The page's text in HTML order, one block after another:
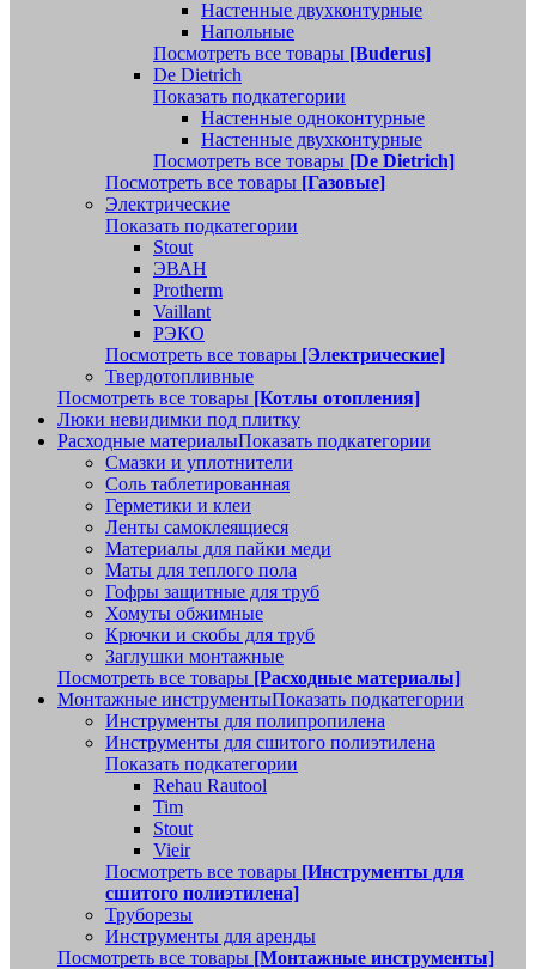
Настенные двухконтурные
Напольные
Посмотреть все товары [Buderus]
De Dietrich
Показать подкатегории
Настенные одноконтурные
Настенные двухконтурные
Посмотреть все товары [De Dietrich]
Посмотреть все товары [Газовые]
Электрические
Показать подкатегории
Stout
ЭВАН
Protherm
Vaillant
РЭКО
Посмотреть все товары [Электрические]
Твердотопливные
Посмотреть все товары [Котлы отопления]
Люки невидимки под плитку
Расходные материалыПоказать подкатегории
Смазки и уплотнители
Соль таблетированная
Герметики и клеи
Ленты самоклеящиеся
Материалы для пайки меди
Маты для теплого пола
Гофры защитные для труб
Хомуты обжимные
Крючки и скобы для труб
Заглушки монтажные
Посмотреть все товары [Расходные материалы]
Монтажные инструментыПоказать подкатегории
Инструменты для полипропилена
Инструменты для сшитого полиэтилена
Показать подкатегории
Rehau Rautool
Tim
Stout
Vieir
Посмотреть все товары [Инструменты для
сшитого полиэтилена]
Труборезы
Инструменты для аренды
Посмотреть все товары [Монтажные инструменты]